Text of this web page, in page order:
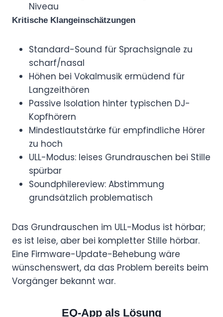
Niveau
Kritische Klangeinschätzungen
Standard-Sound für Sprachsignale zu
scharf/nasal
Höhen bei Vokalmusik ermüdend für
Langzeithören
Passive Isolation hinter typischen DJ-
Kopfhörern
Mindestlautstärke für empfindliche Hörer
zu hoch
ULL-Modus: leises Grundrauschen bei Stille
spürbar
Soundphilereview: Abstimmung
grundsätzlich problematisch
Das Grundrauschen im ULL-Modus ist hörbar;
es ist leise, aber bei kompletter Stille hörbar.
Eine Firmware-Update-Behebung wäre
wünschenswert, da das Problem bereits beim
Vorgänger bekannt war.
EQ-App als Lösung